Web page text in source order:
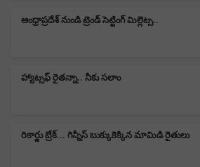
ఆంధ్రాప్రదేశ్ నుండి ట్రెండ్ సెట్టింగ్ మిల్లెట్స..
హ్యాట్సఫ్ రైతన్నా.. నీకు సలాం
రికార్డు బ్రేక్... గిన్నీస్ బుక్కుకెక్కిన మామిడి రైతులు